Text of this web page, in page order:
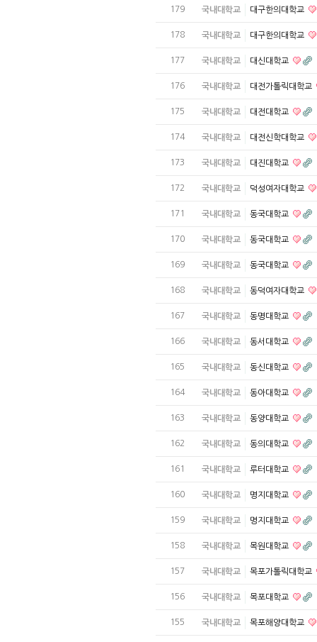
179 국내대학교 대구한의대학교
178 국내대학교 대구한의대학교
177 국내대학교 대신대학교
176 국내대학교 대전가톨릭대학교
175 국내대학교 대전대학교
174 국내대학교 대전신학대학교
173 국내대학교 대진대학교
172 국내대학교 덕성여자대학교
171 국내대학교 동국대학교
170 국내대학교 동국대학교
169 국내대학교 동국대학교
168 국내대학교 동덕여자대학교
167 국내대학교 동명대학교
166 국내대학교 동서대학교
165 국내대학교 동신대학교
164 국내대학교 동아대학교
163 국내대학교 동양대학교
162 국내대학교 동의대학교
161 국내대학교 루터대학교
160 국내대학교 명지대학교
159 국내대학교 명지대학교
158 국내대학교 목원대학교
157 국내대학교 목포가톨릭대학교
156 국내대학교 목포대학교
155 국내대학교 목포해양대학교